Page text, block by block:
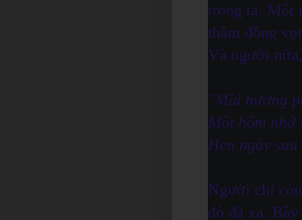
trong ta. Một
thầm đồng
Và người
"Mùi hương
Một hôm nhớ
Hẹn ngày
Người chỉ
đó đã xa.